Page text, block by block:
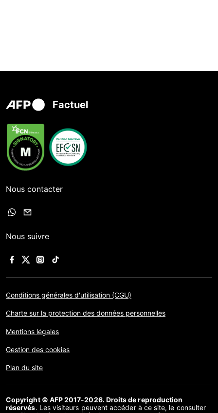
Factuel
Nous contacter
Nous suivre
Conditions générales d'utilisation (CGU)
Charte sur la protection des données personnelles
Mentions légales
Gestion des cookies
Plan du site
Copyright © AFP 2017-2026. Droits de reproduction
réservés. Les visiteurs peuvent accéder à ce site, le consulter